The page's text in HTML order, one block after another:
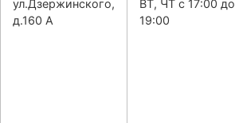
ул.Дзержинского,
д.160 А
ВТ, ЧТ с 17:00 до
19:00